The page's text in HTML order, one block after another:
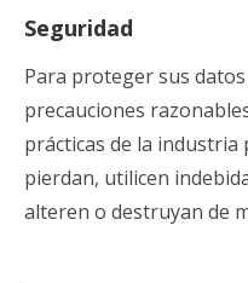
Seguridad
Para proteger sus
precauciones
prácticas de la
pierdan, utilicen
alteren o destruyan de